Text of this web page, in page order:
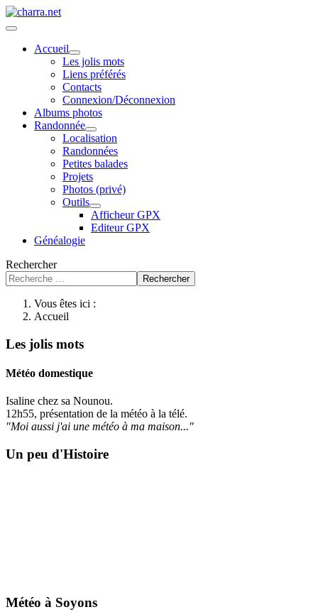
Accueil
Les jolis mots
Liens préférés
Contacts
Connexion/Déconnexion
Albums photos
Randonnée
Localisation
Randonnées
Petites balades
Projets
Photos (privé)
Outils
Afficheur GPX
Editeur GPX
Généalogie
Rechercher
Rechercher
Vous êtes ici :
Accueil
Les jolis mots
Météo domestique
Isaline chez sa Nounou.
12h55, présentation de la météo à la télé.
"Moi aussi j'ai une météo à ma maison..."
Un peu d'Histoire
Météo à Soyons